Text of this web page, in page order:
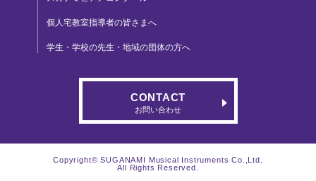
個人宅教室指導者の皆さまへ
学生・学校の先生・地域の団体の方へ
CONTACT
お問い合わせ
Copyright© SUGANAMI Musical Instruments Co.,Ltd.
All Rights Reserved.